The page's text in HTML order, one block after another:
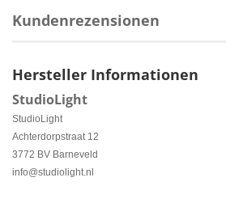
Kundenrezensionen
Hersteller Informationen
StudioLight
StudioLight
Achterdorpstraat 12
3772 BV Barneveld
info@studiolight.nl